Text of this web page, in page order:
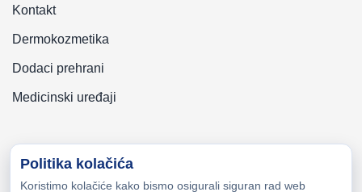
Kontakt
Dermokozmetika
Dodaci prehrani
Medicinski uređaji
Politika kolačića
Koristimo kolačiće kako bismo osigurali siguran rad web